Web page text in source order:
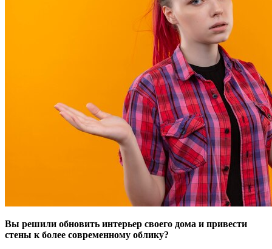
Вы решили обновить интерьер своего дома и привести
стены к более современному облику?